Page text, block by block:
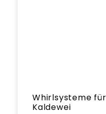
Whirlsysteme
Kaldewei